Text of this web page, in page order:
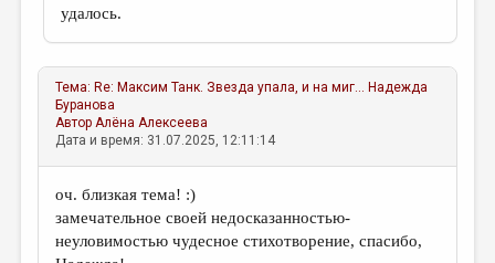
удалось.
Тема: Re: Максим Танк. Звезда упала, и на миг... Надежда
Буранова
АвторАлёна Алексеева
Дата и время: 31.07.2025, 12:11:14
оч. близкая тема! :)
замечательное своей недосказанностью-
неуловимостью чудесное стихотворение, спасибо,